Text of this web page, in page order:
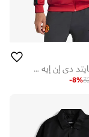
مانشستر يونايتد دي إن إيه جاكيت رياضي
-8%